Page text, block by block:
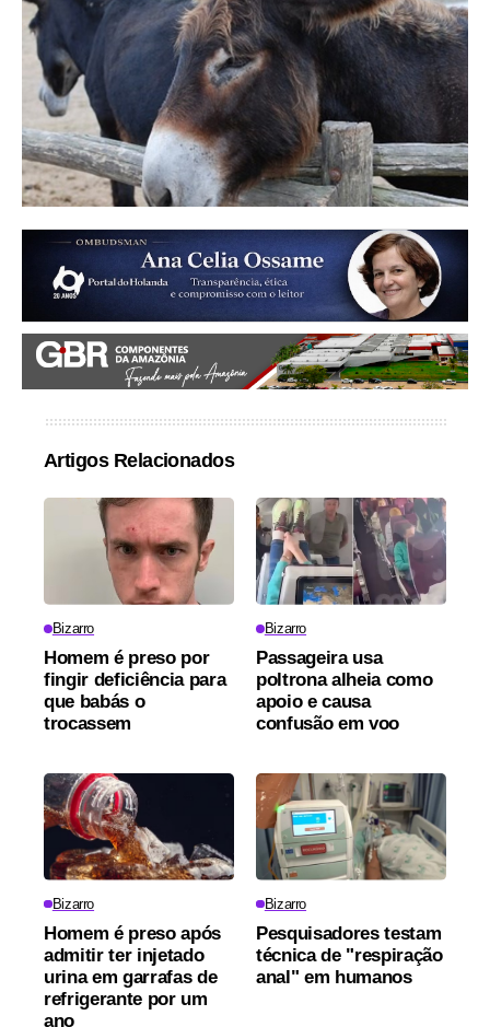
Artigos Relacionados
Bizarro
Homem é preso por
fingir deficiência para
que babás o
trocassem
Bizarro
Passageira usa
poltrona alheia como
apoio e causa
confusão em voo
Bizarro
Homem é preso após
admitir ter injetado
urina em garrafas de
refrigerante por um
ano
Bizarro
Pesquisadores testam
técnica de "respiração
anal" em humanos